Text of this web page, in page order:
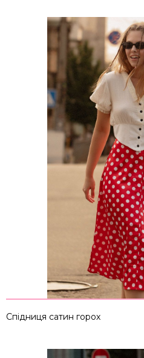
Спідниця сатин горох